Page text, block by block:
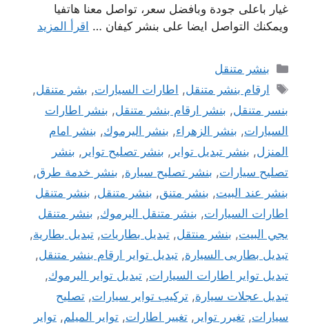
غيار باعلى جودة وبافضل سعر، تواصل معنا هاتفيا
ويمكنك التواصل ايضا على بنشر كيفان … اقرأ المزيد
التصنيفات
بنشر متنقل
الوسوم
ارقام بنشر متنقل, اطارات السيارات, بشر متنقل,
بنسر متنقل, بنشر ارقام بنشر متنقل, بنشر اطارات
السيارات, بنشر الزهراء, بنشر اليرموك, بنشر امام
المنزل, بنشر تبديل تواير , بنشر تصليح تواير , بنشر
تصليح سيارات, بنشر تصليح سيارة, بنشر خدمة طرق,
بنشر عند البيت, بنشر متنق, بنشر متنقل, بنشر متنقل
اطارات السيارات, بنشر متنقل اليرموك, بنشر متنقل
يجي البيت, بنشر منتقل, تبديل بطاريات, تبديل بطارية,
تبديل بطاريى السيارة, تبديل تواير ارقام بنشر متنقل,
تبديل تواير اطارات السيارات, تبديل تواير اليرموك,
تبديل عجلات سيارة, تركيب تواير سيارات, تصليح
سيارات, تغيرر تواير , تغيير اطارات, تواير الميلم, تواير